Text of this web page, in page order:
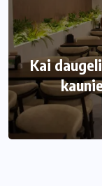
KaiKaip